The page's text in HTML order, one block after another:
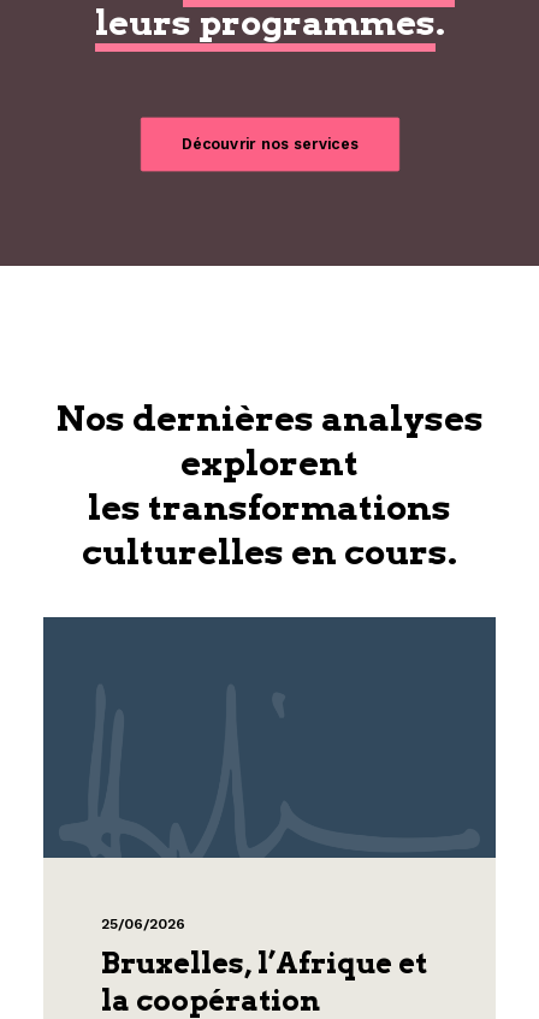
leurs programmes.
Découvrir nos services
Nos dernières analyses
explorent
les transformations
culturelles en cours.
25/06/2026
Bruxelles, l’Afrique et
la coopération